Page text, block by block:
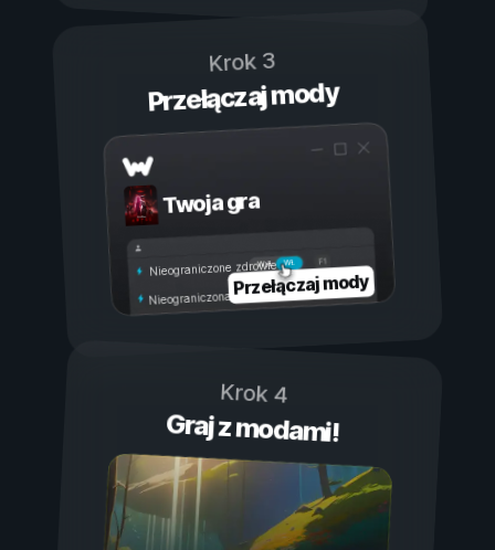
Krok 3
Przełączaj mody
Twoja gra
Wł.
Wył.
Nieograniczone zdrowie
Nieograniczona wytrzymałość
Przełączaj mody
Krok 4
Graj z modami!